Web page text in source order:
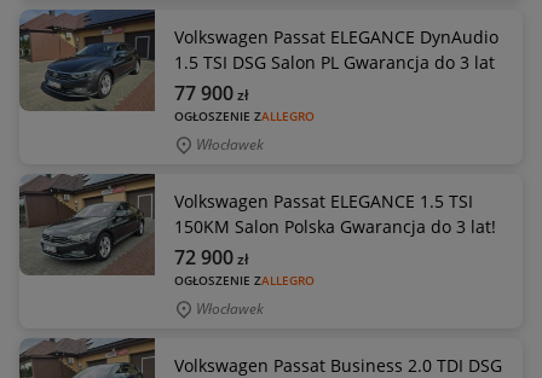
Volkswagen Passat ELEGANCE DynAudio
1.5 TSI DSG Salon PL Gwarancja do 3 lat
OGŁOSZENIE ZALLEGRO
77 900zł
Włocławek
Volkswagen Passat ELEGANCE 1.5 TSI
150KM Salon Polska Gwarancja do 3 lat!
OGŁOSZENIE ZALLEGRO
72 900zł
Włocławek
Volkswagen Passat Business 2.0 TDI DSG